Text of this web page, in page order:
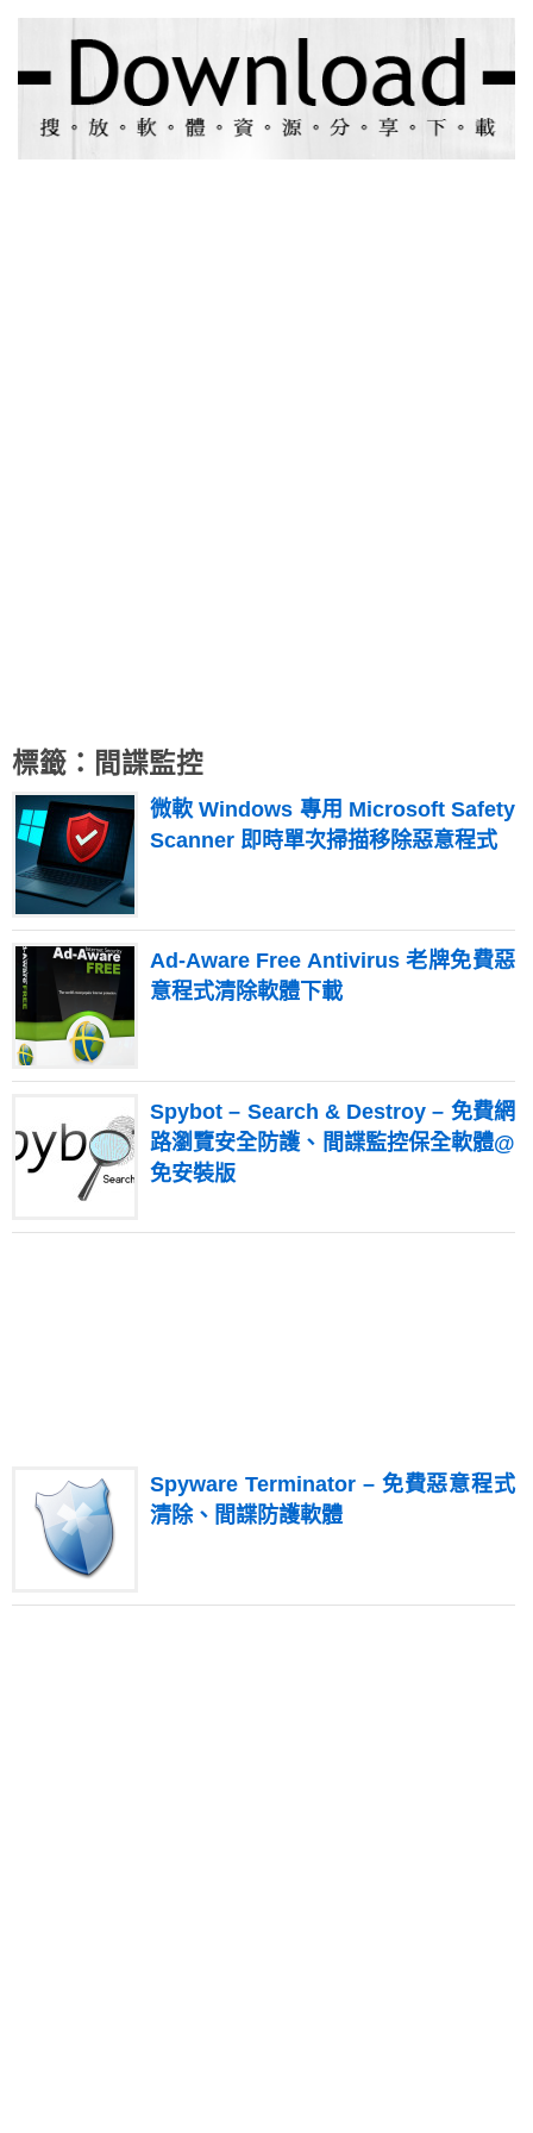
標籤：間諜監控
微軟 Windows 專用 Microsoft Safety
Scanner 即時單次掃描移除惡意程式
Ad-Aware Free Antivirus 老牌免費惡
意程式清除軟體下載
Spybot – Search & Destroy – 免費網
路瀏覽安全防護、間諜監控保全軟體@
免安裝版
Spyware Terminator – 免費惡意程式
清除、間諜防護軟體